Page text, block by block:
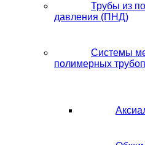
Трубы из
давления (ПНД)
Системы
полимерных